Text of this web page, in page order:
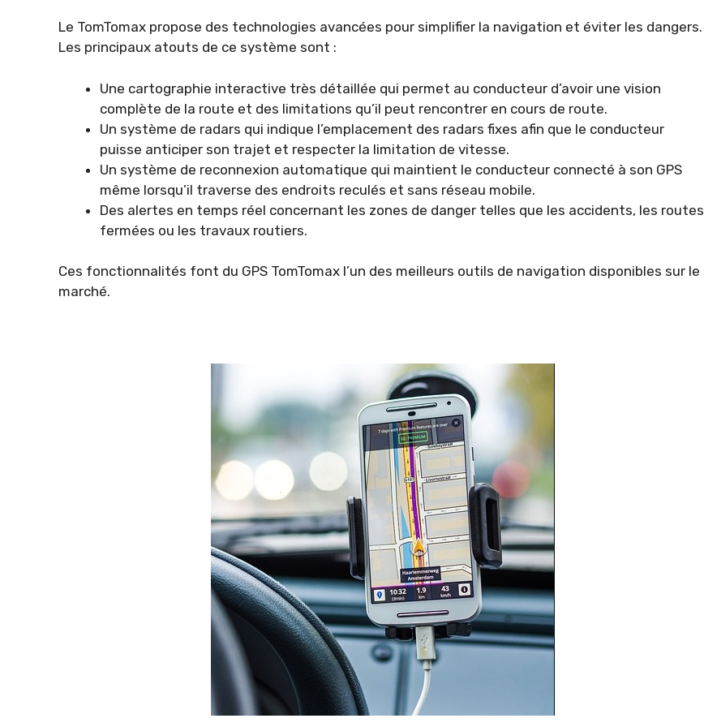
Le TomTomax propose des technologies avancées pour simplifier la navigation et éviter les dangers.
Les principaux atouts de ce système sont :
Une cartographie interactive très détaillée qui permet au conducteur d’avoir une vision
complète de la route et des limitations qu’il peut rencontrer en cours de route.
Un système de radars qui indique l’emplacement des radars fixes afin que le conducteur
puisse anticiper son trajet et respecter la limitation de vitesse.
Un système de reconnexion automatique qui maintient le conducteur connecté à son GPS
même lorsqu’il traverse des endroits reculés et sans réseau mobile.
Des alertes en temps réel concernant les zones de danger telles que les accidents, les routes
fermées ou les travaux routiers.
Ces fonctionnalités font du GPS TomTomax l’un des meilleurs outils de navigation disponibles sur le
marché.